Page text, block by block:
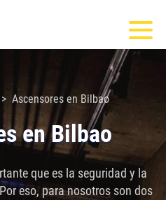
Ascensores en Bilbao
en Bilbao
que es la seguridad y la
eso, para nosotros son dos